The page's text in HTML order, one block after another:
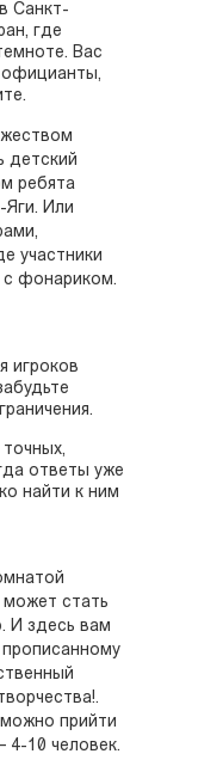
Санкт-
где
Вас
официанты,
детский
ребята
Или
участники
с фонариком.
игроков
ответы уже
найти к ним
стать
И здесь вам
прийти
4-10 человек.